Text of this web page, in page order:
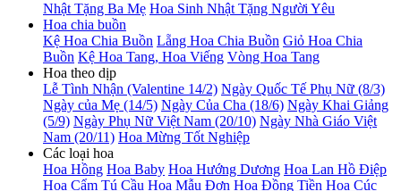
Nhật Tặng Ba Mẹ Hoa Sinh Nhật Tặng Người Yêu
Hoa chia buồn
Kệ Hoa Chia Buồn Lẵng Hoa Chia Buồn Giỏ Hoa Chia
Buồn Kệ Hoa Tang, Hoa Viếng Vòng Hoa Tang
Hoa theo dịp
Lễ Tình Nhận (Valentine 14/2) Ngày Quốc Tế Phụ Nữ (8/3)
Ngày của Mẹ (14/5) Ngày Của Cha (18/6) Ngày Khai Giảng
(5/9) Ngày Phụ Nữ Việt Nam (20/10) Ngày Nhà Giáo Việt
Nam (20/11) Hoa Mừng Tốt Nghiệp
Các loại hoa
Hoa Hồng Hoa Baby Hoa Hướng Dương Hoa Lan Hồ Điệp
Hoa Cẩm Tú Cầu Hoa Mẫu Đơn Hoa Đồng Tiền Hoa Cúc